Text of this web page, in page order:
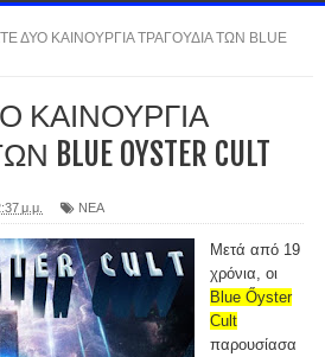
ΔΥΟ ΚΑΙΝΟΥΡΓΙΑ ΤΡΑΓΟΥΔΙΑ ΤΩΝ BLUE
ΚΑΙΝΟΥΡΓΙΑ
OYSTER CULT
μ.μ. ΝΕΑ
Μετά από 19
χρόνια, οι
Blue Őyster
Cult
παρουσίασα